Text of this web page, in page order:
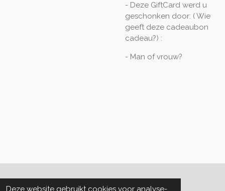
Deze website gebruikt cookies voor analyse-
- Deze GiftCard werd u
geschonken door: ( Wie
geeft deze cadeaubon
cadeau?) :
- Man of vrouw?